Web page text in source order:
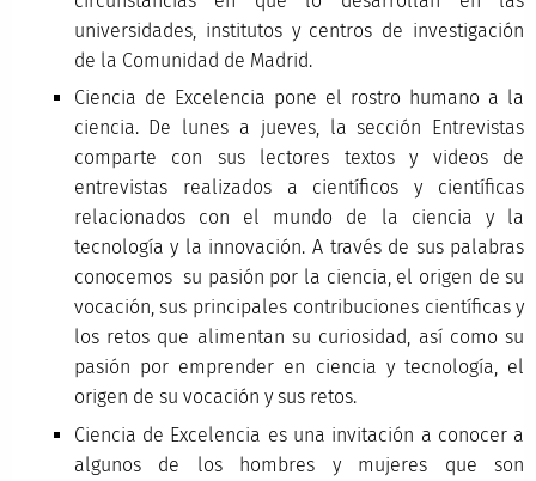
universidades, institutos y centros de investigación
de la Comunidad de Madrid.
Ciencia de Excelencia pone el rostro humano a la
ciencia. De lunes a jueves, la sección Entrevistas
comparte con sus lectores textos y videos de
entrevistas realizados a científicos y científicas
relacionados con el mundo de la ciencia y la
tecnología y la innovación. A través de sus palabras
conocemos su pasión por la ciencia, el origen de su
vocación, sus principales contribuciones científicas y
los retos que alimentan su curiosidad, así como su
pasión por emprender en ciencia y tecnología, el
origen de su vocación y sus retos.
Ciencia de Excelencia es una invitación a conocer a
algunos de los hombres y mujeres que son